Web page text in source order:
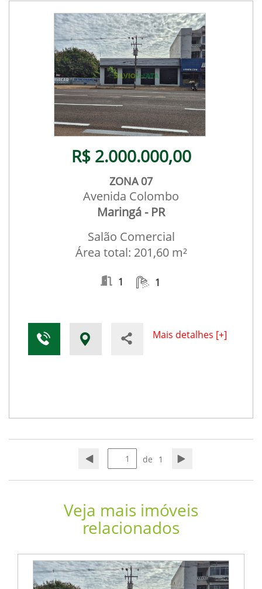
R$ 2.000.000,00
ZONA 07
Avenida Colombo
Maringá - PR
Salão Comercial
Área total: 201,60 m²
1 1
Mais detalhes [+]
de 1
Veja mais imóveis
relacionados